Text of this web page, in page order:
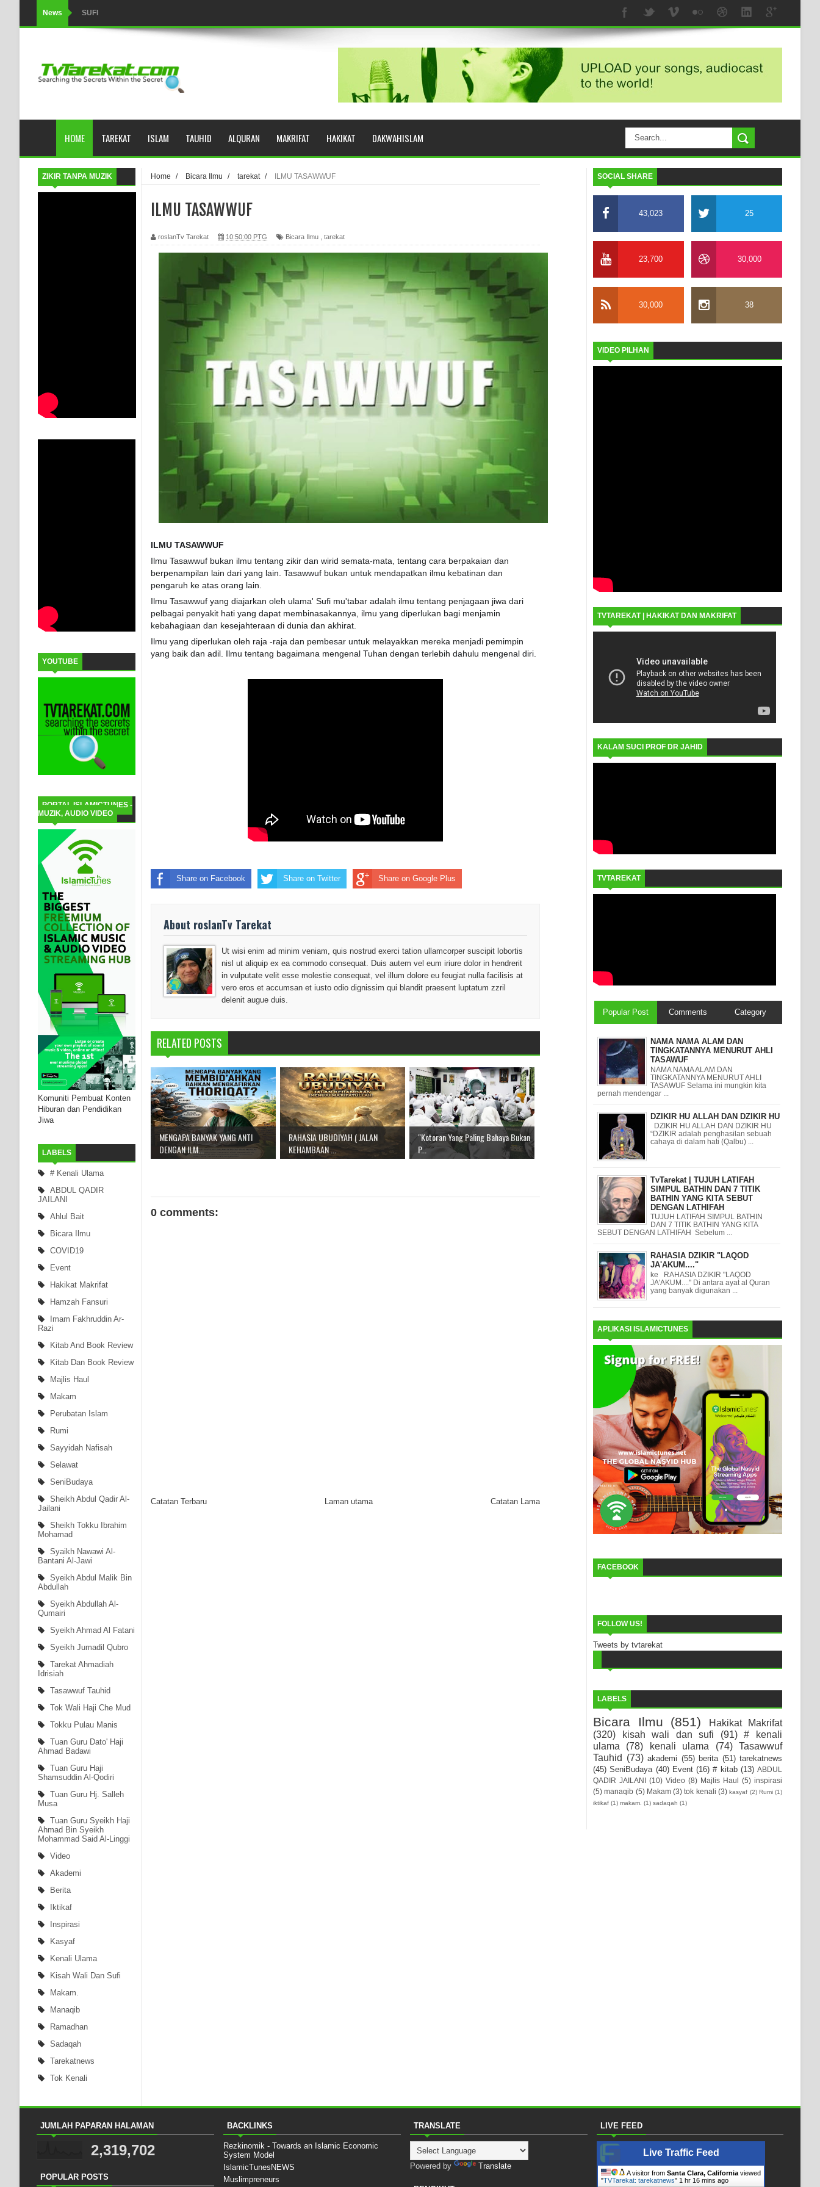
News SUFI
Tertipu: Sehat dan Waktu Luang
HIKMAH AL-HIKAM IMAM IBNU ‘AṬĀ’ILLĀH - Peringkat-peringkat Zikir
AHLI SUFFAH: GOLONGAN SUFI PERTAMA DI ZAMAN RASULULLAH SAW?
WAHDATUL WUJUD (IBNU ARABI) DAN WAHDATUS SYUHUD (AHMAD SIRHINDI)
Wusul kepada Allah
Hati dan dua sayap
MUKASYAFAH MENURUT AHL AL-SUNNAH WAL JAMA'AH: BUKAN SEKADAR MELIHAT, TETAPI MENGENAL DIRI
SYARAHAN TINGKAT TINGGI TASAWWUF*
Syahadat… tapi belum benar-benar menyaksikan.
KISAH WALI SUFI, YANG BACAAN SURAT AL-FATIHAHNYA TIDAK FASIH. TAPI SINGA PUN TUNDUK PADANYA
SHAYKH TAREKAT ATAU TUKANG SIHIR? JANGAN MUDAH TERPESONA, JANGAN JUGA MUDAH MENGHUKUM
DI TANGAN MURSYID, CINTA MENEMUKAN JALAN PULANG
RAWATAN TAREKAT: APABILA ALLAH MENYEMBUHKAN HATI, JIWA TURUT MENJADI KUAT
TASAWUF: BUKAN AJARAN PELIK, TETAPI JALAN MEMBERSIHKAN HATI
"Kotoran Yang Paling Bahaya Bukan Pada Pakaian, Tetapi Pada Qalbi"
Secara Biologis Manusia itu Sama, Dengan Tingkat Kesadaran yang Berbeda
WAHDATUL WUJUD, WAHDATU SYUHUD, DAN MANUNGGALING KAWULA GUSTI
HOME TAREKAT ISLAM TAUHID ALQURAN MAKRIFAT HAKIKAT DAKWAHISLAM
ZIKIR TANPA MUZIK
YOUTUBE
PORTAL ISLAMICTUNES -
MUZIK, AUDIO VIDEO
Komuniti Pembuat Konten
Hiburan dan Pendidikan
Jiwa
LABELS
# Kenali Ulama
ABDUL QADIR
JAILANI
Ahlul Bait
Bicara Ilmu
COVID19
Event
Hakikat Makrifat
Hamzah Fansuri
Imam Fakhruddin Ar-
Razi
Kitab And Book Review
Kitab Dan Book Review
Majlis Haul
Makam
Perubatan Islam
Rumi
Sayyidah Nafisah
Selawat
SeniBudaya
Sheikh Abdul Qadir Al-
Jailani
Sheikh Tokku Ibrahim
Mohamad
Syaikh Nawawi Al-
Bantani Al-Jawi
Syeikh Abdul Malik Bin
Abdullah
Syeikh Abdullah Al-
Qumairi
Syeikh Ahmad Al Fatani
Syeikh Jumadil Qubro
Tarekat Ahmadiah
Idrisiah
Tasawwuf Tauhid
Tok Wali Haji Che Mud
Tokku Pulau Manis
Tuan Guru Dato' Haji
Ahmad Badawi
Tuan Guru Haji
Shamsuddin Al-Qodiri
Tuan Guru Hj. Salleh
Musa
Tuan Guru Syeikh Haji
Ahmad Bin Syeikh
Mohammad Said Al-Linggi
Video
Akademi
Berita
Iktikaf
Inspirasi
Kasyaf
Kenali Ulama
Kisah Wali Dan Sufi
Makam.
Manaqib
Ramadhan
Sadaqah
Tarekatnews
Tok Kenali
Home / Bicara Ilmu / tarekat / ILMU TASAWWUF
ILMU TASAWWUF
roslanTv Tarekat 10:50:00 PTG Bicara Ilmu tarekat
ILMU TASAWWUF
Ilmu Tasawwuf bukan ilmu tentang zikir dan wirid semata-mata, tentang cara berpakaian dan
berpenampilan lain dari yang lain. Tasawwuf bukan untuk mendapatkan ilmu kebatinan dan
pengaruh ke atas orang lain.
Ilmu Tasawwuf yang diajarkan oleh ulama' Sufi mu'tabar adalah ilmu tentang penjagaan jiwa dari
pelbagai penyakit hati yang dapat membinasakannya, ilmu yang diperlukan bagi menjamin
kebahagiaan dan kesejahteraan di dunia dan akhirat.
Ilmu yang diperlukan oleh raja -raja dan pembesar untuk melayakkan mereka menjadi pemimpin
yang baik dan adil. Ilmu tentang bagaimana mengenal Tuhan dengan terlebih dahulu mengenal diri.
Share on Facebook Share on Twitter Share on Google Plus
About roslanTv Tarekat
Ut wisi enim ad minim veniam, quis nostrud exerci tation ullamcorper suscipit lobortis
nisl ut aliquip ex ea commodo consequat. Duis autem vel eum iriure dolor in hendrerit
in vulputate velit esse molestie consequat, vel illum dolore eu feugiat nulla facilisis at
vero eros et accumsan et iusto odio dignissim qui blandit praesent luptatum zzril
delenit augue duis.
RELATED POSTS
MENGAPA BANYAK YANG ANTI
DENGAN ILM...
RAHASIA UBUDIYAH ( JALAN
KEHAMBAAN ...
"Kotoran Yang Paling Bahaya Bukan
P...
0 comments:
Catatan Terbaru Catatan Lama
Laman utama
SOCIAL SHARE
43,023 25
23,700 30,000
30,000 38
VIDEO PILHAN
TVTAREKAT | HAKIKAT DAN MAKRIFAT
KALAM SUCI PROF DR JAHID
TVTAREKAT
Popular Post Comments Category
NAMA NAMA ALAM DAN
TINGKATANNYA MENURUT AHLI
TASAWUF
NAMA NAMA ALAM DAN
TINGKATANNYA MENURUT AHLI
TASAWUF Selama ini mungkin kita
pernah mendengar ...
DZIKIR HU ALLAH DAN DZIKIR HU
DZIKIR HU ALLAH DAN DZIKIR HU
“DZIKIR adalah penghasilan sebuah
cahaya di dalam hati (Qalbu) ...
TvTarekat | TUJUH LATIFAH
SIMPUL BATHIN DAN 7 TITIK
BATHIN YANG KITA SEBUT
DENGAN LATHIFAH
TUJUH LATIFAH SIMPUL BATHIN
DAN 7 TITIK BATHIN YANG KITA
SEBUT DENGAN LATHIFAH Sebelum ...
RAHASIA DZIKIR "LAQOD
JA'AKUM...."
ke RAHASIA DZIKIR "LAQOD
JA'AKUM...." Di antara ayat al Quran
yang banyak digunakan ...
APLIKASI ISLAMICTUNES
FACEBOOK
FOLLOW US!
Tweets by tvtarekat
LABELS
Bicara Ilmu (851)
Hakikat Makrifat
(320)
kisah wali dan sufi (91)
# kenali
ulama
(78) kenali ulama (74)
Tasawwuf
Tauhid (73) akademi (55) berita (51) tarekatnews
(45) SeniBudaya (40) Event (16) # kitab (13) ABDUL
QADIR JAILANI
(10) Video (8) Majlis Haul (5) inspirasi
(5) manaqib (5) Makam (3) tok kenali (3) kasyaf (2) Rumi (1)
iktikaf (1) makam. (1) sadaqah (1)
JUMLAH PAPARAN HALAMAN
2,319,702
POPULAR POSTS
BACKLINKS
Rezkinomik - Towards an Islamic Economic
System Model
IslamicTunesNEWS
Muslimpreneurs
TRANSLATE
Powered by Translate
LIVE FEED
Live Traffic Feed
A visitor from Santa Clara, California viewed
"TVTarekat: tarekatnews" 1 hr 16 mins ago